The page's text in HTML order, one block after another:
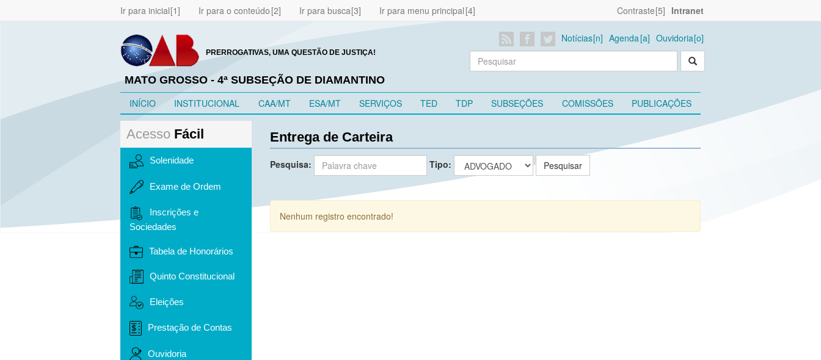
Ir para inicial Ir para o conteúdo Ir para busca Ir para menu principal Contraste Intranet
PRERROGATIVAS, UMA QUESTÃO DE JUSTIÇA!
MATO GROSSO - 4ª SUBSEÇÃO DE DIAMANTINO
Notícias Agenda Ouvidoria
INÍCIO INSTITUCIONAL CAA/MT ESA/MT SERVIÇOS TED TDP SUBSEÇÕES COMISSÕES PUBLICAÇÕES
Acesso Fácil
Solenidade
Exame de Ordem
Inscrições e
Sociedades
Tabela de Honorários
Quinto Constitucional
Eleições
Prestação de Contas
Ouvidoria
Entrega de Carteira
Pesquisa: Tipo:
Nenhum registro encontrado!